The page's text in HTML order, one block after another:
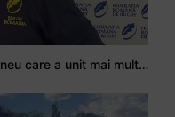
Stejarul Iulian Hartig: A fost un turneu care a unit mai mult echipa